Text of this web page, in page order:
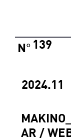
2024.11
AR /
139
N°